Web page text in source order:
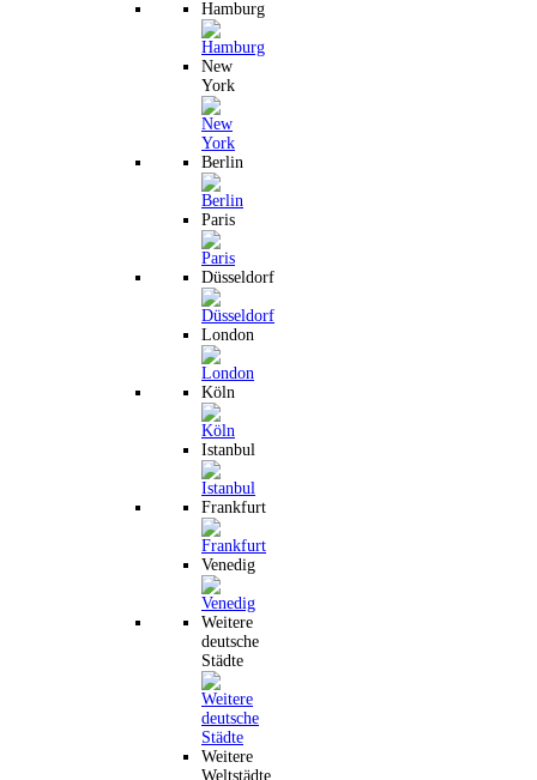
Hamburg
New
York
Berlin
Paris
Düsseldorf
London
Köln
Istanbul
Frankfurt
Venedig
Weitere
deutsche
Städte
Weitere
Weltstädte